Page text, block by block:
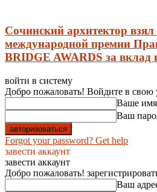
Сочинский архитектор взял
международной премии
BRIDGE AWARDS за вклад
войти в систему
Добро пожаловать! Войдите в свою
Ваше имя
Ваш
Forgot your password? Get help
завести аккаунт
завести аккаунт
Добро пожаловать!
Ваш